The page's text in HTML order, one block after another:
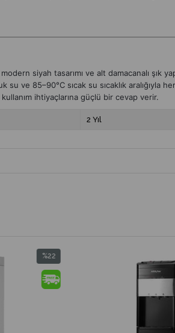
, modern siyah tasarımı ve alt damacanalı
su ve 85–90°C sıcak su sıcaklık aralığıyla
ihtiyaçlarına güçlü bir cevap verir.
2 Yıl